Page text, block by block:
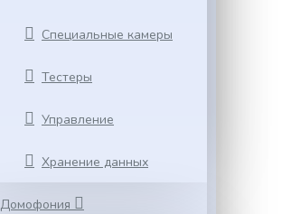
Специальные камеры
Тестеры
Управление
Хранение данных
Домофония